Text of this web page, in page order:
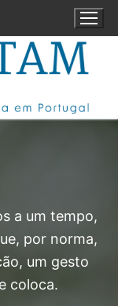
a um tempo,
por norma,
um gesto
coloca.